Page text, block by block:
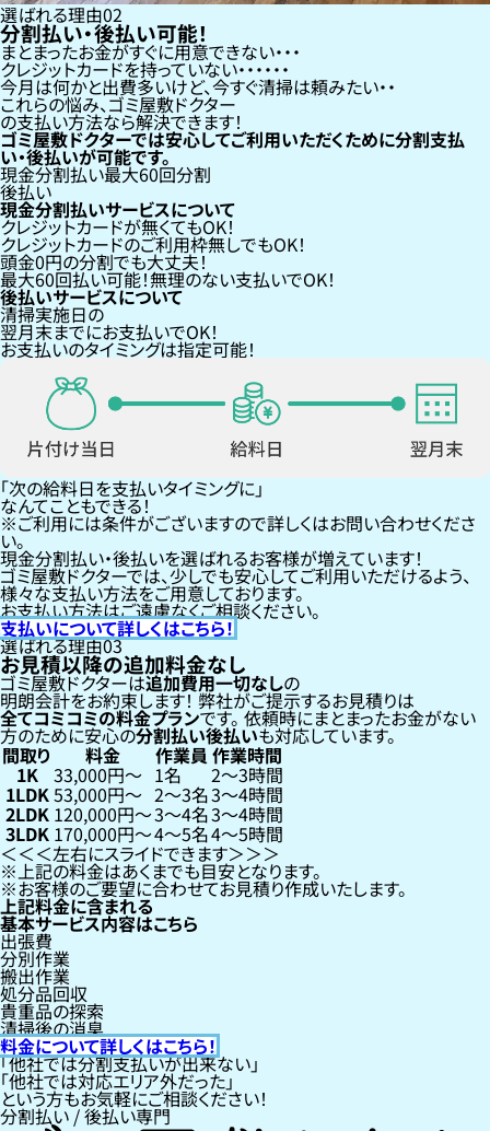
選ばれる理由02
分割払い・後払い可能！
まとまったお金がすぐに用意できない
クレジットカードを持っていない・・・
今月は何かと出費多いけど、今すぐ清掃は頼みたい
これらの悩み、ゴミ屋敷ドクター
の支払い方法なら解決できます！
ゴミ屋敷ドクターでは安心してご利用いただくために分割支払
い・後払いが可能です。
現金分割払い最大60回分割
後払い
現金分割払いサービスについて
クレジットカードが無くてもOK！
クレジットカードのご利用枠無しでもOK！
頭金0円の分割でも大丈夫！
最大60回払い可能！無理のない支払いでOK！
後払いサービスについて
清掃実施日の
翌月末までにお支払いでOK！
お支払いのタイミングは指定可能！
「次の給料日を支払いタイミングに」
なんてこともできる！
ご利用には条件がございますので詳しくはお問い合わせくださ
い。
現金分割払い・後払いを選ばれるお客様が増えています！
ゴミ屋敷ドクターでは、少しでも安心してご利用いただけるよう、
様々な支払い方法をご用意しております。
お支払い方法はご遠慮なくご相談ください。
支払いについて詳しくはこちら！
選ばれる理由03
お見積以降の追加料金なし
ゴミ屋敷ドクターは追加費用一切なしの
明朗会計をお約束します！弊社がご提示するお見積りは
全てコミコミの料金プランです。依頼時にまとまったお金がない
方のために安心の分割払い後払いも対応しています。
間取り 料金 作業員 作業時間
1K 33,000円〜 1名 2〜3時間
1LDK53,000円〜 2〜3名3〜4時間
2LDK 120,000円〜3〜4名3〜4時間
3LDK 170,000円〜4〜5名4〜5時間
左右にスライドできます
上記の料金はあくまでも目安となります。
お客様のご要望に合わせてお見積り作成いたします。
上記料金に含まれる
基本サービス内容はこちら
出張費
分別作業
搬出作業
処分品回収
貴重品の探索
清掃後の消臭
料金について詳しくはこちら！
「他社では分割支払いが出来ない」
「他社では対応エリア外だった」
という方もお気軽にご相談ください！
分割払い / 後払い専門